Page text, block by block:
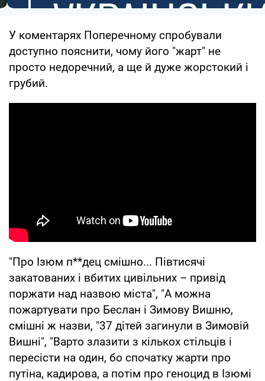
У коментарях Поперечному спробували
доступно пояснити, чому його "жарт" не
просто недоречний, а ще й дуже жорстокий і
грубий.
"Про Ізюм п**дец смішно... Півтисячі
закатованих і вбитих цивільних – привід
поржати над назвою міста", "А можна
пожартувати про Беслан і Зимову Вишню,
смішні ж назви, "37 дітей загинули в Зимовій
Вишні", "Варто злазити з кількох стільців і
пересісти на один, бо спочатку жарти про
путіна, кадирова, а потім про геноцид в Ізюмі